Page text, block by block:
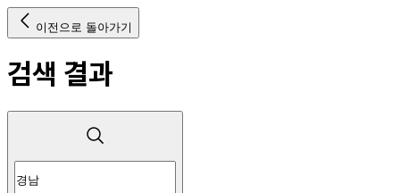
이전으로 돌아가기
검색 결과